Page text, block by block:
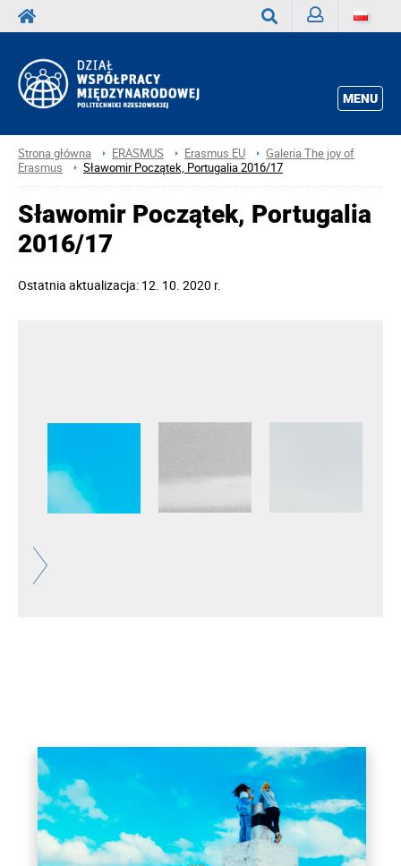
MENU
Strona główna ERASMUS Erasmus EU
Galeria The joy of
Erasmus
Sławomir Początek, Portugalia 2016/17
Sławomir Początek, Portugalia
2016/17
Ostatnia aktualizacja: 12. 10. 2020 r.